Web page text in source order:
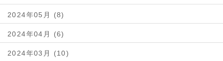
2024年05月 (8)
2024年04月 (6)
2024年03月 (10)